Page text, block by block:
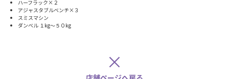
ハーフラック×２
アジャスタブルベンチ×３
スミスマシン
ダンベル １kg～５０kg
×